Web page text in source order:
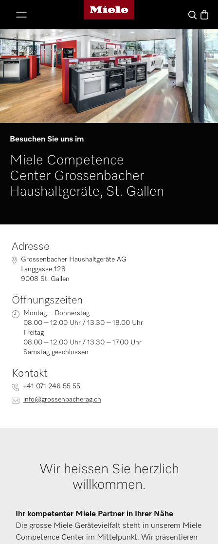
Miele-Homepage
Suche
Besuchen Sie uns im
Miele Competence
Center Grossenbacher
Haushaltgeräte, St. Gallen
Adresse
Grossenbacher Haushaltgeräte AG
Langgasse 128
9008 St. Gallen
Öffnungszeiten
Montag – Donnerstag
08.00 – 12.00 Uhr / 13.30 – 18.00 Uhr
Freitag
08.00 – 12.00 Uhr / 13.30 – 17.00 Uhr
Samstag geschlossen
Kontakt
+41 071 246 55 55
info@grossenbacherag.ch
Wir heissen Sie herzlich
willkommen.
Ihr kompetenter Miele Partner in Ihrer Nähe
Die grosse Miele Gerätevielfalt steht in unserem Miele
Competence Center im Mittelpunkt. Wir präsentieren